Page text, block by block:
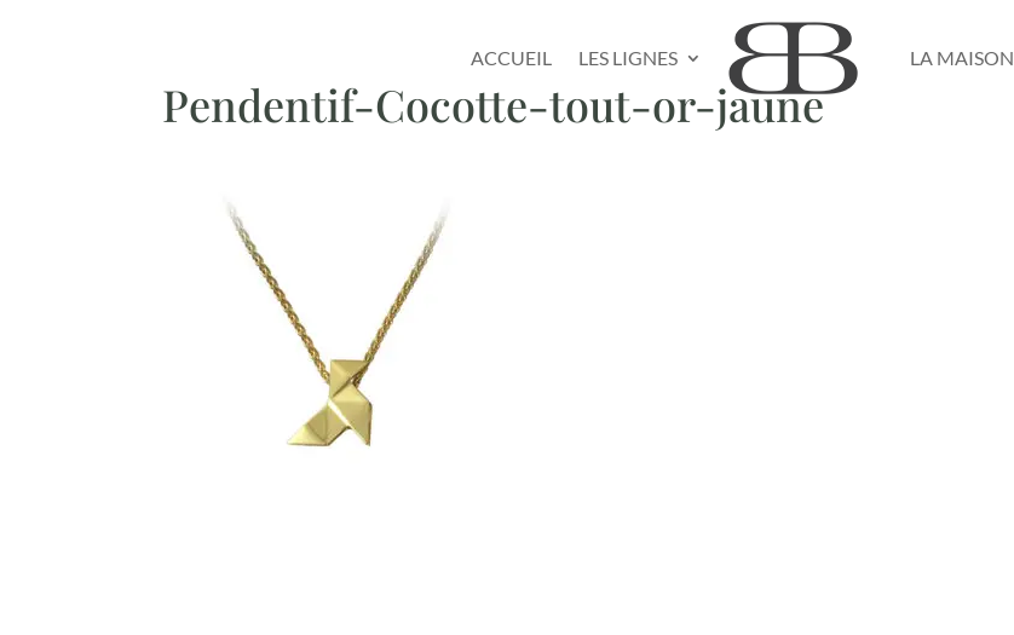
ACCUEIL LES LIGNES LA MAISON
Pendentif-Cocotte-tout-or-jaune